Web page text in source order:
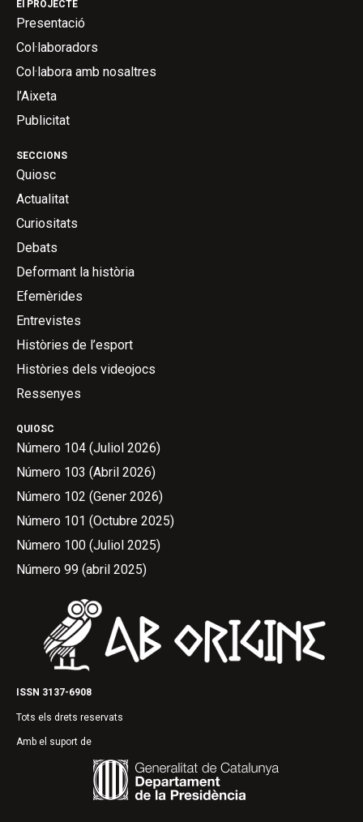
ISSN 3137-6908
Tots els drets reservats
Amb el suport de
QUIOSC
Número 104 (Juliol 2026)
Número 103 (Abril 2026)
Número 102 (Gener 2026)
Número 101 (Octubre 2025)
Número 100 (Juliol 2025)
Número 99 (abril 2025)
SECCIONS
Quiosc
Actualitat
Curiositats
Debats
Deformant la història
Efemèrides
Entrevistes
Històries de l’esport
Històries dels videojocs
Ressenyes
El PROJECTE
Presentació
Col·laboradors
Col·labora amb nosaltres
l’Aixeta
Publicitat